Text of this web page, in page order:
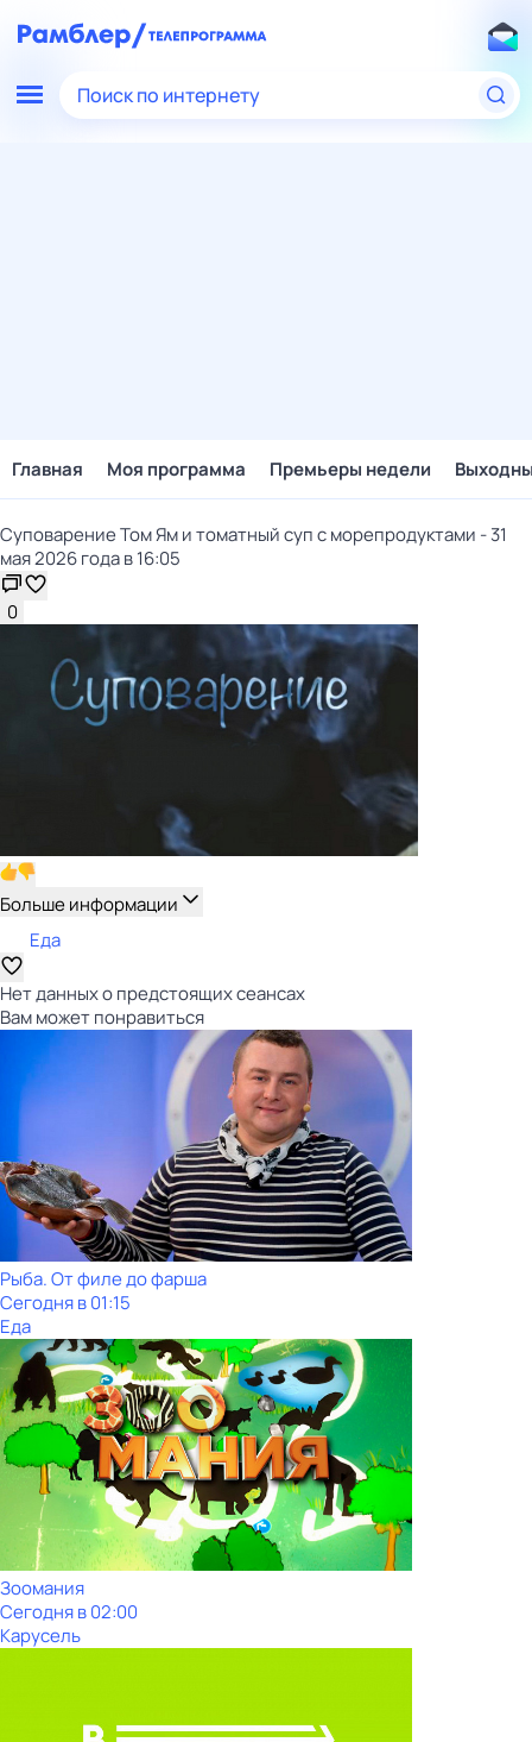
Поиск по интернету
Главная Моя программа Премьеры недели
Суповарение Том Ям и томатный суп с морепродуктами - 31
мая 2026 года в 16:05
0
Больше информации
Еда
Нет данных о предстоящих сеансах
Вам может понравиться
Рыба. От филе до фарша
Сегодня в 01:15
Еда
Зоомания
Сегодня в 02:00
Карусель